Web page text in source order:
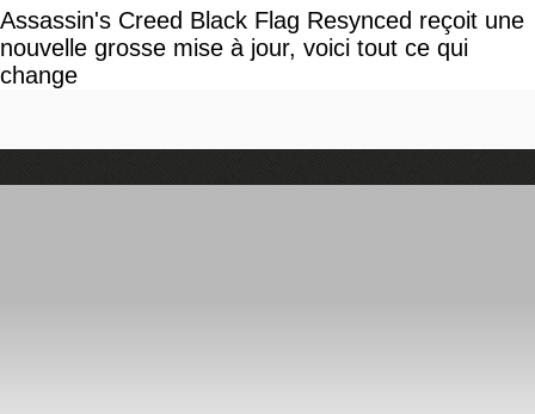
Assassin's Creed Black Flag Resynced reçoit une
nouvelle grosse mise à jour, voici tout ce qui
change